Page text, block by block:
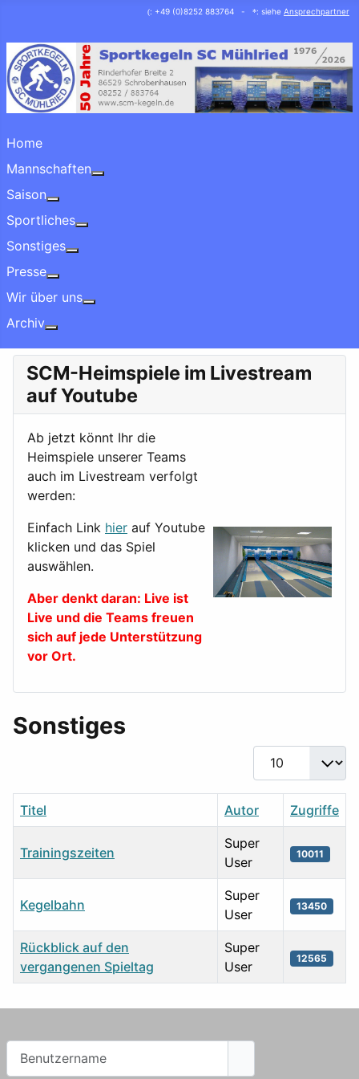
(: +49 (0)8252 883764 - *: siehe Ansprechpartner
Home
Mannschaften
Saison
Sportliches
Sonstiges
Presse
Wir über uns
Archiv
SCM-Heimspiele im Livestream
auf Youtube
Ab jetzt könnt Ihr die
Heimspiele unserer Teams
auch im Livestream verfolgt
werden:
Einfach Link hier auf Youtube
klicken und das Spiel
auswählen.
Aber denkt daran: Live ist
Live und die Teams freuen
sich auf jede Unterstützung
vor Ort.
Sonstiges
Anzeige #
Titel Autor Zugriffe
Trainingszeiten
Super
User
10011
Kegelbahn
Super
User
13450
Rückblick auf den
vergangenen Spieltag
Super
User
12565